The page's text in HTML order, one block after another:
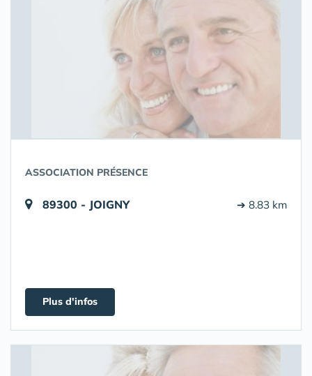
ASSOCIATION PRÉSENCE
89300 - JOIGNY ➔ 8.83 km
Plus d'infos